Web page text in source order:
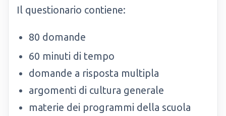
Il questionario contiene:
80 domande
60 minuti di tempo
domande a risposta multipla
argomenti di cultura generale
materie dei programmi della scuola